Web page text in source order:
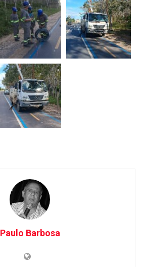
Paulo Barbosa